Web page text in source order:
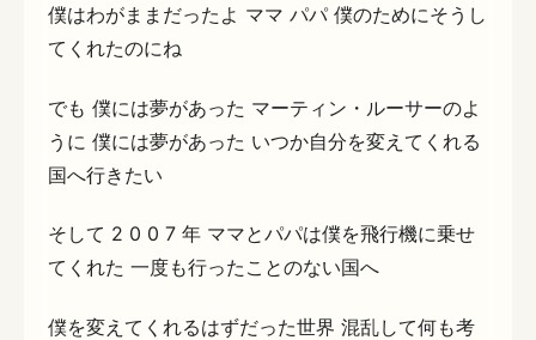
僕はわがままだったよ ママ パパ 僕のためにそうし
てくれたのにね
でも 僕には夢があった マーティン・ルーサーのよ
うに 僕には夢があった いつか自分を変えてくれる
国へ行きたい
そして 2 0 0 7 年 ママとパパは僕を飛行機に乗せ
てくれた 一度も行ったことのない国へ
僕を変えてくれるはずだった世界 混乱して何も考